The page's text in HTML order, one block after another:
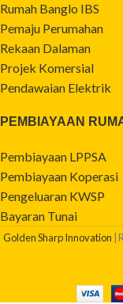
Rumah Banglo IBS
Pemaju Perumahan
Rekaan Dalaman
Projek Komersial
Pendawaian Elektrik
PEMBIAYAAN
Pembiayaan LPPSA
Pembiayaan Koperasi
Pengeluaran KWSP
Bayaran Tunai
Golden Sharp Innovation |